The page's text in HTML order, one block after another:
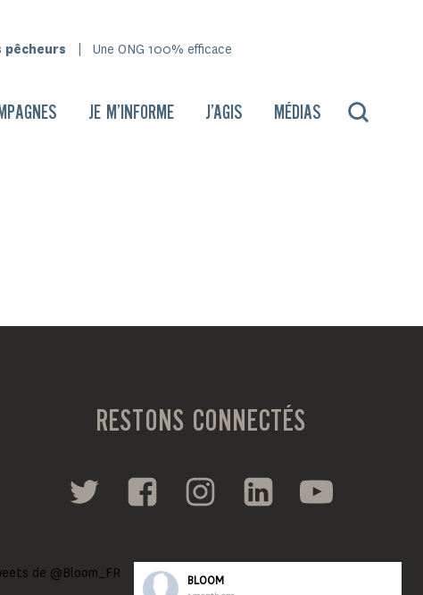
Une ONG 100% efficace
JE M’INFORME J’AGIS MÉDIAS
RESTONS CONNECTÉS
de @Bloom_FR BLOOM